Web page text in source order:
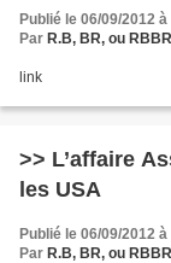
Publié le 06/09/2012
Par R.B, BR, ou
link
>> L’affaire
les USA
Publié le 06/09/2012
Par R.B, BR, ou